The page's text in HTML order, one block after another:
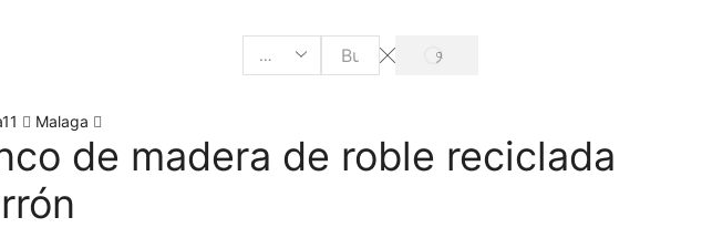
Malaga
de madera de roble reciclada